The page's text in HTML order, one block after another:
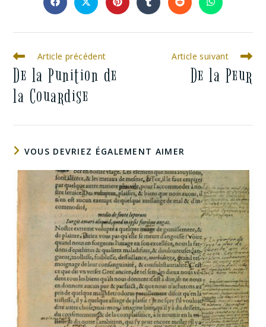
Article précédent
De la Punition de
la Couardise
Article suivant
De la Peur
VOUS DEVRIEZ ÉGALEMENT AIMER